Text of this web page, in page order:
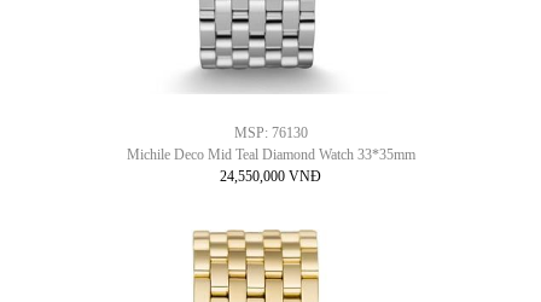
MSP: 76130
Michile Deco Mid Teal Diamond Watch 33*35mm
24,550,000 VNĐ